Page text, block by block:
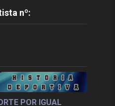
nº:
POR IGUAL